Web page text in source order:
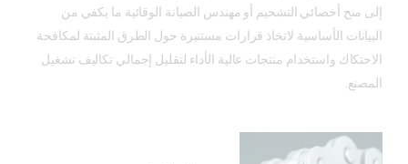
إلى منح أخصائي التشحيم أو مهندس الصيانة الوقائية ما يكفي من
البيانات الأساسية لاتخاذ قرارات مستنيرة حول الطرق المثبتة لمكافحة
الاحتكاك واستخدام منتجات عالية الأداء لتقليل إجمالي تكاليف تشغيل
المصنع.